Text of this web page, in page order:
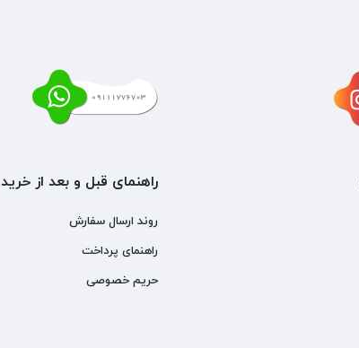
راهنمای قبل و بعد از خرید
روند ارسال سفارش
راهنمای پرداخت
حریم خصوصی